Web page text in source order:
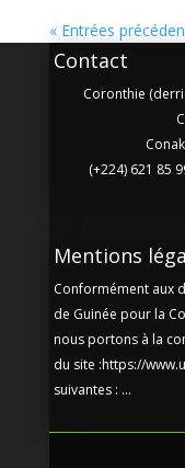
« Entrées
Contact
Coronthie
(+224) 621 85
Mentions
Conformément aux
de Guinée pour la
nous portons à la
du site :https://
suivantes : ...